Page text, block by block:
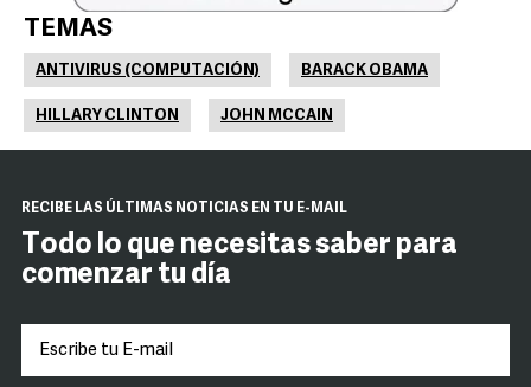
TEMAS
ANTIVIRUS (COMPUTACIÓN) BARACK OBAMA
HILLARY CLINTON JOHN MCCAIN
RECIBE LAS ÚLTIMAS NOTICIAS EN TU E-MAIL
Todo lo que necesitas saber para
comenzar tu día